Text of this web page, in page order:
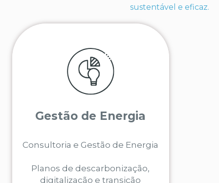
sustentável e eficaz.
Gestão de Energia
Consultoria e Gestão de Energia
Planos de descarbonização,
digitalização e transição
Saiba como podemos ajudar na
SABER MAIS